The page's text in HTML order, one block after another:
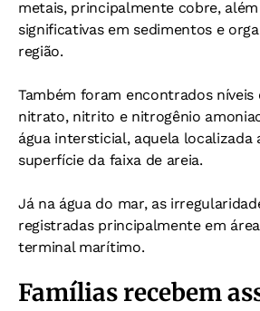
metais, principalmente cobre,
significativas em sedimentos e
região.
Também foram encontrados níveis
nitrato, nitrito e nitrogênio
água intersticial, aquela localizada
superfície da faixa de areia.
Já na água do mar, as
registradas principalmente em
terminal marítimo.
Famílias recebem